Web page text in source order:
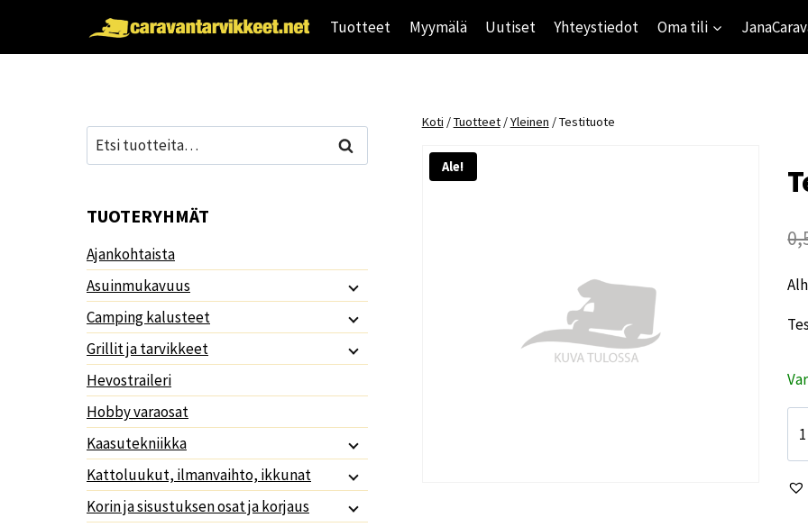
Tuotteet Myymälä Uutiset Yhteystiedot Oma tili
Koti /Tuotteet /Yleinen /Testituote
Ale!
Etsi: Haku
TUOTERYHMÄT
Ajankohtaista
Asuinmukavuus
Camping kalusteet
Grillit ja tarvikkeet
Hevostraileri
Hobby varaosat
Kaasutekniikka
Kattoluukut, ilmanvaihto, ikkunat
Korin ja sisustuksen osat ja korjaus